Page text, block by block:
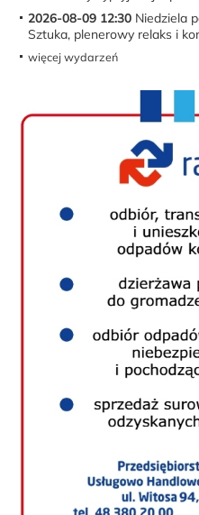
2026-08-09 12:30 Niedziela
Sztuka, plenerowy relaks i
więcej wydarzeń